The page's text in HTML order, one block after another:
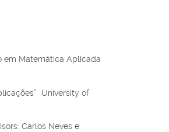
em Matemática Aplicada
University of
Carlos Neves e